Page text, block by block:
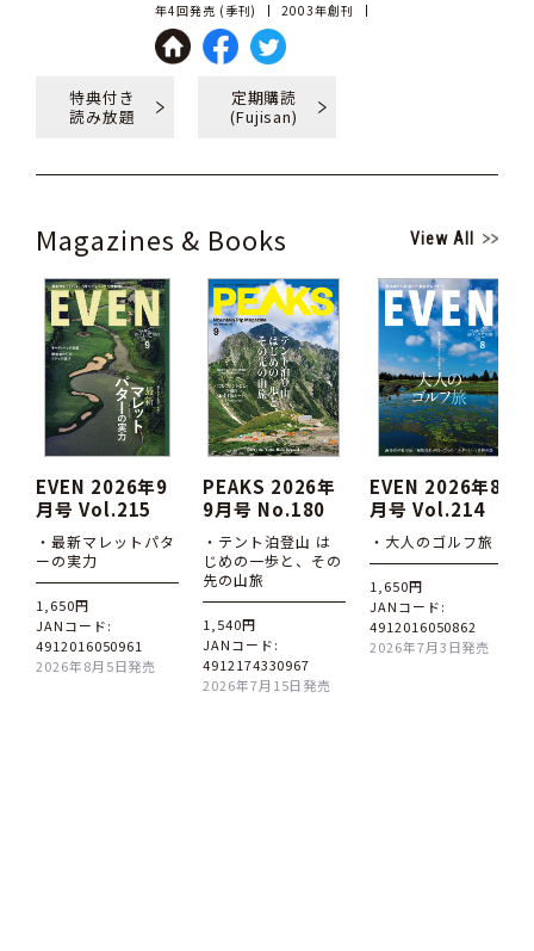
年4回発売 (季刊) 2003年創刊
特典付き
読み放題
定期購読
(Fujisan)
Magazines & Books View All
EVEN 2026年9
月号 Vol.215
・最新マレットパタ
ーの実力
1,650円
JANコード:
4912016050961
2026年8月5日発売
PEAKS 2026年
9月号 No.180
・テント泊登山 は
じめの一歩と、その
先の山旅
1,540円
JANコード:
4912174330967
2026年7月15日発売
EVEN 2026年8
月号 Vol.214
・大人のゴルフ旅
1,650円
JANコード:
4912016050862
2026年7月3日発売